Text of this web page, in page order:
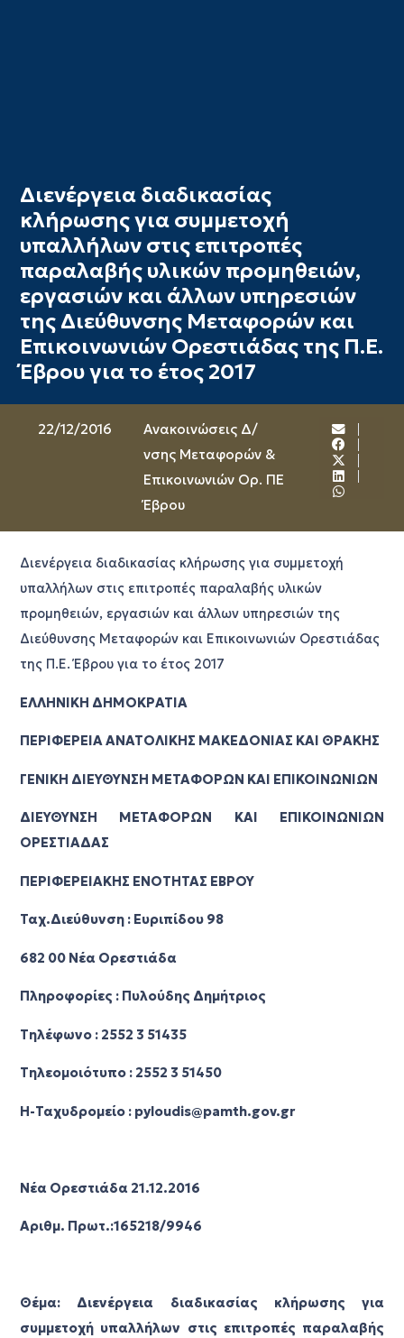
Διενέργεια διαδικασίας
κλήρωσης για συμμετοχή
υπαλλήλων στις επιτροπές
παραλαβής υλικών προμηθειών,
εργασιών και άλλων υπηρεσιών
της Διεύθυνσης Μεταφορών και
Επικοινωνιών Ορεστιάδας της Π.Ε.
Έβρου για το έτος 2017
22/12/2016
Ανακοινώσεις Δ/
νσης Μεταφορών &
Επικοινωνιών Ορ. ΠΕ
Έβρου
Διενέργεια διαδικασίας κλήρωσης για συμμετοχή
υπαλλήλων στις επιτροπές παραλαβής υλικών
προμηθειών, εργασιών και άλλων υπηρεσιών της
Διεύθυνσης Μεταφορών και Επικοινωνιών Ορεστιάδας
της Π.Ε. Έβρου για το έτος 2017
ΕΛΛΗΝΙΚΗ ΔΗΜΟΚΡΑΤΙΑ
ΠΕΡΙΦΕΡΕΙΑ ΑΝΑΤΟΛΙΚΗΣ ΜΑΚΕΔΟΝΙΑΣ ΚΑΙ ΘΡΑΚΗΣ
ΓΕΝΙΚΗ ΔΙΕΥΘΥΝΣΗ ΜΕΤΑΦΟΡΩΝ ΚΑΙ ΕΠΙΚΟΙΝΩΝΙΩΝ
ΔΙΕΥΘΥΝΣΗ ΜΕΤΑΦΟΡΩΝ ΚΑΙ ΕΠΙΚΟΙΝΩΝΙΩΝ
ΟΡΕΣΤΙΑΔΑΣ
ΠΕΡΙΦΕΡΕΙΑΚΗΣ ΕΝΟΤΗΤΑΣ ΕΒΡΟΥ
Ταχ.Διεύθυνση : Ευριπίδου 98
682 00 Νέα Ορεστιάδα
Πληροφορίες : Πυλούδης Δημήτριος
Τηλέφωνο : 2552 3 51435
Τηλεομοιότυπο : 2552 3 51450
Η-Ταχυδρομείο : pyloudis@pamth.gov.gr
Νέα Ορεστιάδα 21.12.2016
Αριθμ. Πρωτ.:165218/9946
Θέμα: Διενέργεια διαδικασίας κλήρωσης για
συμμετοχή υπαλλήλων στις επιτροπές παραλαβής